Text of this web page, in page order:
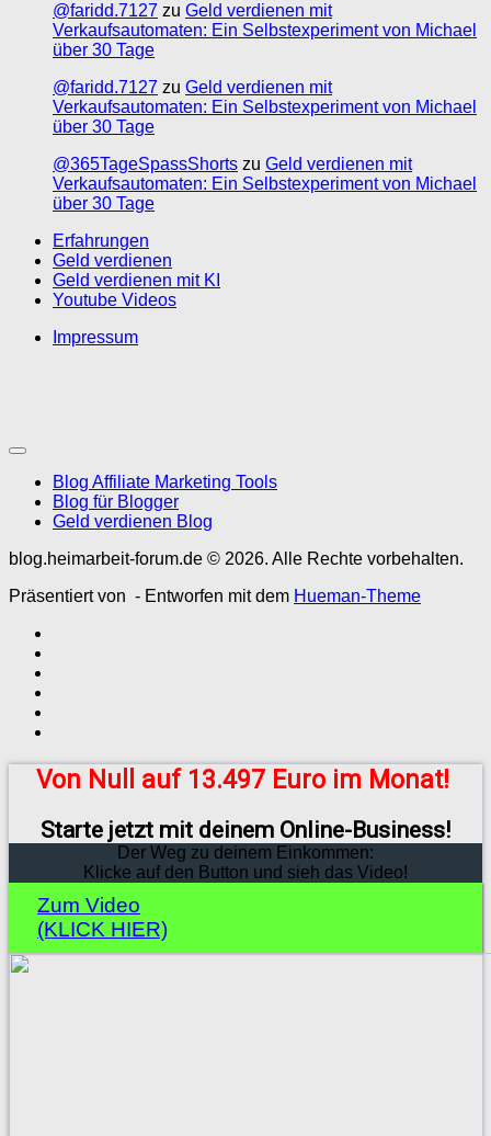
@faridd.7127 zu Geld verdienen mit
Verkaufsautomaten: Ein Selbstexperiment von Michael
über 30 Tage
@faridd.7127 zu Geld verdienen mit
Verkaufsautomaten: Ein Selbstexperiment von Michael
über 30 Tage
@365TageSpassShorts zu Geld verdienen mit
Verkaufsautomaten: Ein Selbstexperiment von Michael
über 30 Tage
Erfahrungen
Geld verdienen
Geld verdienen mit KI
Youtube Videos
Impressum
Blog Affiliate Marketing Tools
Blog für Blogger
Geld verdienen Blog
blog.heimarbeit-forum.de © 2026. Alle Rechte vorbehalten.
Präsentiert von - Entworfen mit dem Hueman-Theme
Von Null auf 13.497 Euro im Monat!
Starte jetzt mit deinem Online-Business!
Der Weg zu deinem Einkommen:
Klicke auf den Button und sieh das Video!
Zum Video
(KLICK HIER)